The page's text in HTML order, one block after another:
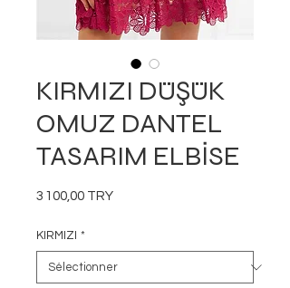
KIRMIZI DÜŞÜK
OMUZ DANTEL
TASARIM ELBİSE
3 100,00 TRYPrix
KIRMIZI *